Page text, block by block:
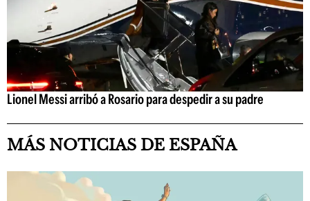
Lionel Messi arribó a Rosario para despedir a su padre
MÁS NOTICIAS DE ESPAÑA